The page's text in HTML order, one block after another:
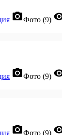
photo_cameraФото (9)
photo_cameraФото (9)
photo_cameraФото (9)